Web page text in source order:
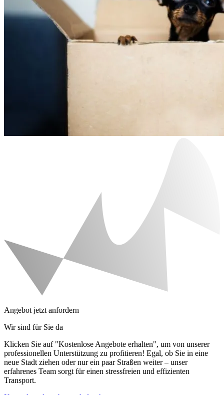
Angebot jetzt anfordern
Wir sind für Sie da
Klicken Sie auf "Kostenlose Angebote erhalten", um von unserer
professionellen Unterstützung zu profitieren! Egal, ob Sie in eine
neue Stadt ziehen oder nur ein paar Straßen weiter – unser
erfahrenes Team sorgt für einen stressfreien und effizienten
Transport.